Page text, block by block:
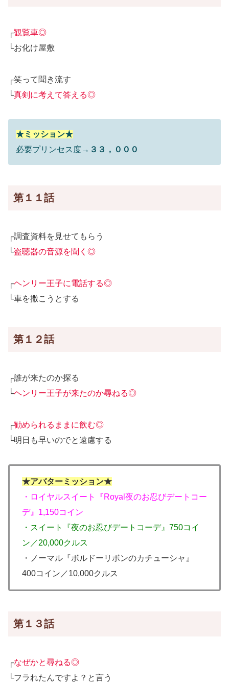
┌観覧車◎
└お化け屋敷
┌笑って聞き流す
└真剣に考えて答える◎
★ミッション★
必要プリンセス度→ ３３，０００
第１１話
┌調査資料を見せてもらう
└盗聴器の音源を聞く◎
┌ヘンリー王子に電話する◎
└車を撒こうとする
第１２話
┌誰が来たのか探る
└ヘンリー王子が来たのか尋ねる◎
┌勧められるままに飲む◎
└明日も早いのでと遠慮する
★アバターミッション★
・ロイヤルスイート『Royal夜のお忍びデートコー
デ』1,150コイン
・スイート『夜のお忍びデートコーデ』750コイ
ン／20,000クルス
・ノーマル『ボルドーリボンのカチューシャ』
400コイン／10,000クルス
第１３話
┌なぜかと尋ねる◎
└フラれたんですよ？と言う